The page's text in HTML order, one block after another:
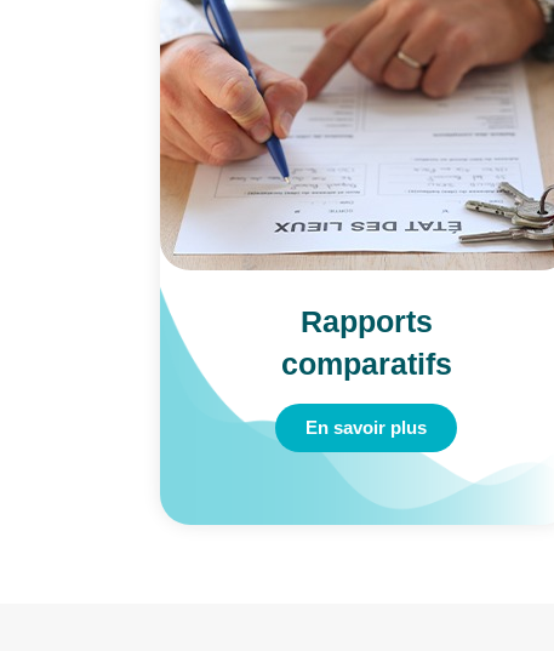
Rapports
comparatifs
En savoir plus